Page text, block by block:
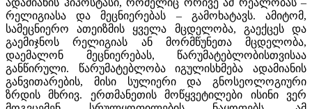
რელიგიასა და მეცნიერებას – გამოხატავს. ამიტომ,
სამეცნიერო ათეიზმის ყველა მცდელობა, გაექცეს და
გაემიჯნოს რელიგიას ან მორმწუნეთა მცდელობა,
დაემალონ მეცნიერებას, წარუმატებლობისთვისაა
განწირული. წარუმატებლობა იგულისხმება ადამიანის
განვითარების, მისი სულიერი და გნოსეოლოგიური
ზრდის მხრივ. ერთმანეთის მოწყვეტილები ისინი ვერ